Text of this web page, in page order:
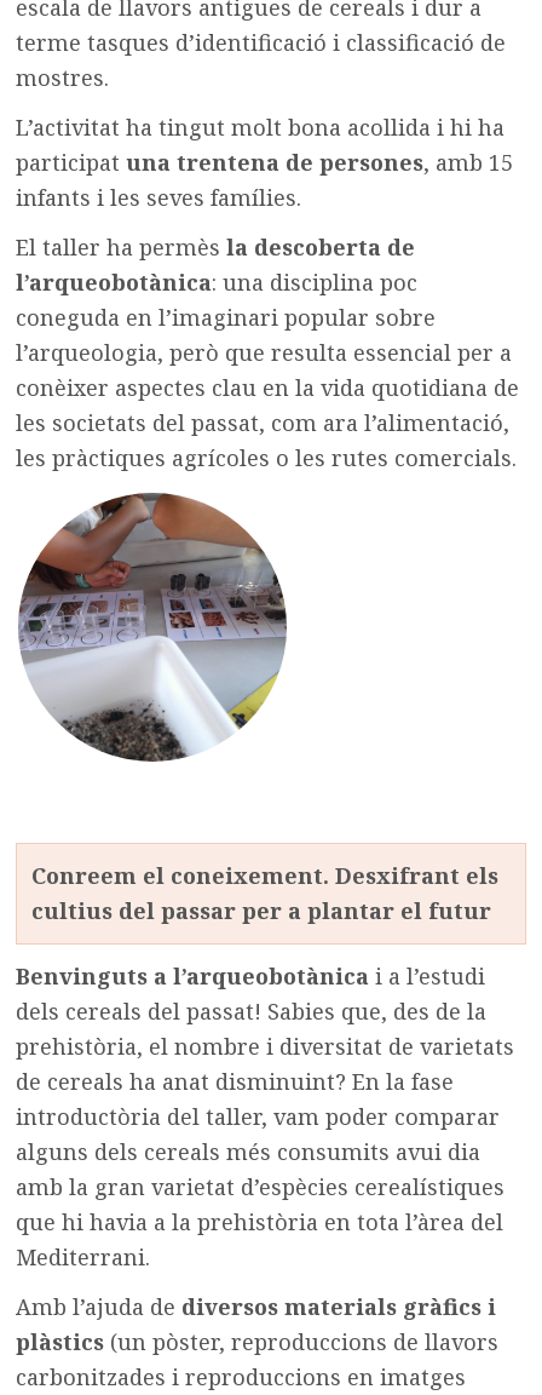
escala de llavors antigues de cereals i dur a
terme tasques d’identificació i classificació de
mostres.
L’activitat ha tingut molt bona acollida i hi ha
participatuna trentena de persones, amb 15
infants i les seves famílies.
El taller ha permèsla descoberta de
l’arqueobotànica: una disciplina poc
coneguda en l’imaginari popular sobre
l’arqueologia, però que resulta essencial per a
conèixer aspectes clau en la vida quotidiana de
les societats del passat, com ara l’alimentació,
les pràctiques agrícoles o les rutes comercials.
Conreem el coneixement. Desxifrant els
cultius del passar per a plantar el futur
Benvinguts a l’arqueobotànica i a l’estudi
dels cereals del passat! Sabies que, des de la
prehistòria, el nombre i diversitat de varietats
de cereals ha anat disminuint? En la fase
introductòria del taller, vam poder comparar
alguns dels cereals més consumits avui dia
amb la gran varietat d’espècies cerealístiques
que hi havia a la prehistòria en tota l’àrea del
Mediterrani.
Amb l’ajuda de diversos materials gràfics i
plàstics (un pòster, reproduccions de llavors
carbonitzades i reproduccions en imatges